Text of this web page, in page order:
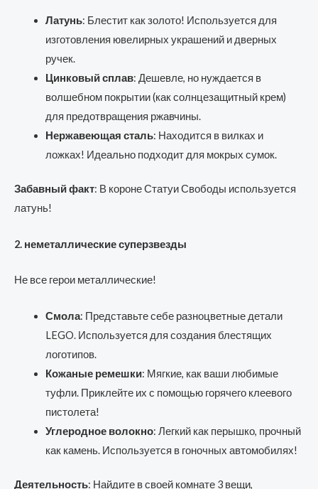
Латунь: Блестит как золото! Используется для
изготовления ювелирных украшений и дверных
ручек.
Цинковый сплав: Дешевле, но нуждается в
волшебном покрытии (как солнцезащитный крем)
для предотвращения ржавчины.
Нержавеющая сталь: Находится в вилках и
ложках! Идеально подходит для мокрых сумок.
Забавный факт: В короне Статуи Свободы используется
латунь!
2. неметаллические суперзвезды
Не все герои металлические!
Смола: Представьте себе разноцветные детали
LEGO. Используется для создания блестящих
логотипов.
Кожаные ремешки: Мягкие, как ваши любимые
туфли. Приклейте их с помощью горячего клеевого
пистолета!
Углеродное волокно: Легкий как перышко, прочный
как камень. Используется в гоночных автомобилях!
Деятельность: Найдите в своей комнате 3 вещи,